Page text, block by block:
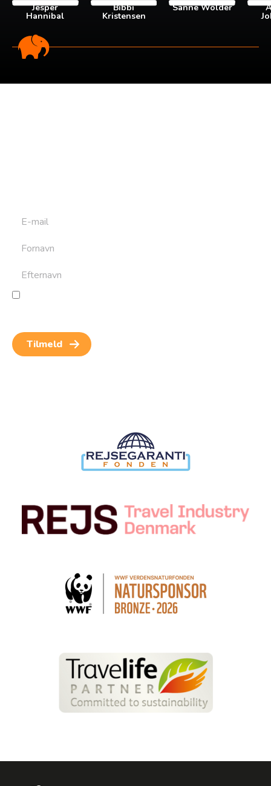
Jesper
Hannibal
Bibbi
Kristensen
Sanne Wolder